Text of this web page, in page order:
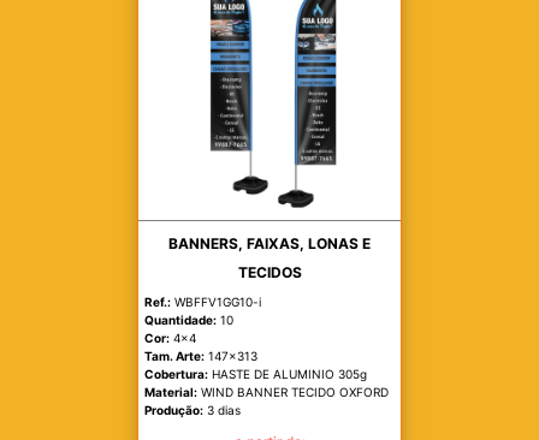
BANNERS, FAIXAS, LONAS E
TECIDOS
Ref.: WBFFV1GG10-i
Quantidade: 10
Cor: 4x4
Tam. Arte: 147x313
Cobertura: HASTE DE ALUMINIO 305g
Material: WIND BANNER TECIDO OXFORD
Produção: 3 dias